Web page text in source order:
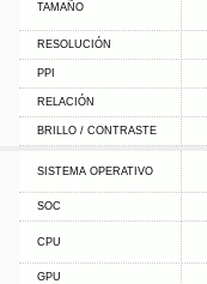
TAMAÑO
RESOLUCIÓN
PPI
RELACIÓN
BRILLO / CONTRASTE
SISTEMA OPERATIVO
SOC
CPU
GPU